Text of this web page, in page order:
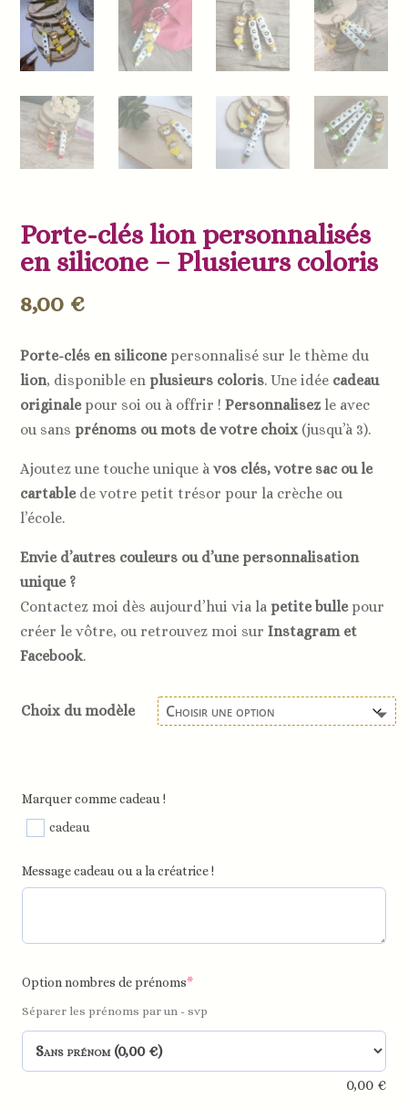
Porte-clés lion personnalisés
en silicone – Plusieurs coloris
8,00 €
Porte-clés en siliconepersonnalisé sur le thème du
lion, disponible en plusieurs coloris. Une idée cadeau
originalepour soi ou à offrir !Personnalisez le avec
ou sans prénoms ou mots de votre choix(jusqu’à 3).
Ajoutez une touche unique àvos clés, votre sac ou le
cartablede votre petit trésor pour la crèche ou
l’école.
Envie d’autres couleurs ou d’une personnalisation
unique ?
Contactez moi dès aujourd’hui via la petite bullepour
créer le vôtre, ou retrouvez moi surInstagram et
Facebook.
Choix du modèle
Marquer comme cadeau !
cadeau
Message cadeau ou a la créatrice !
Option nombres de prénoms*
Séparer les prénoms par un - svp
0,00 €